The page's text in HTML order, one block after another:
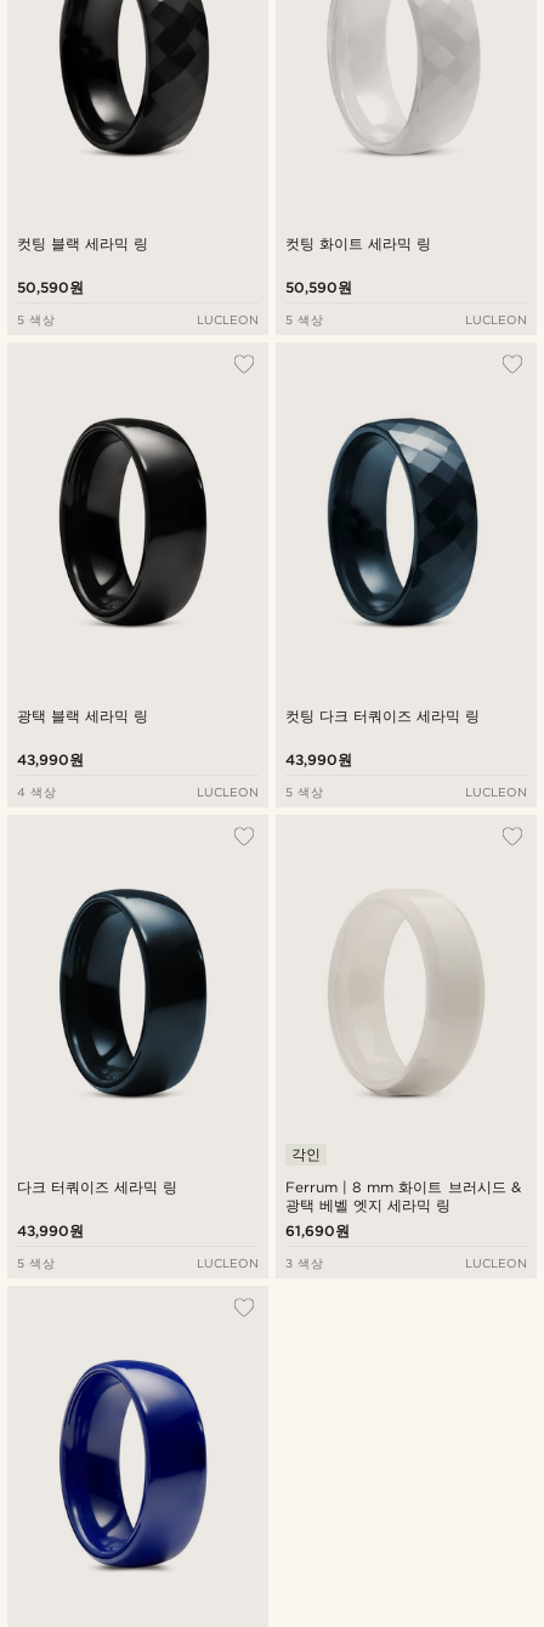
컷팅 블랙 세라믹 링
50,590원
5 색상 LUCLEON
컷팅 화이트 세라믹 링
50,590원
5 색상 LUCLEON
광택 블랙 세라믹 링
43,990원
4 색상 LUCLEON
컷팅 다크 터쿼이즈 세라믹 링
43,990원
5 색상 LUCLEON
다크 터쿼이즈 세라믹 링
43,990원
5 색상 LUCLEON
Ferrum | 8 mm 화이트 브러시드 &
광택 베벨 엣지 세라믹 링
각인
61,690원
3 색상 LUCLEON